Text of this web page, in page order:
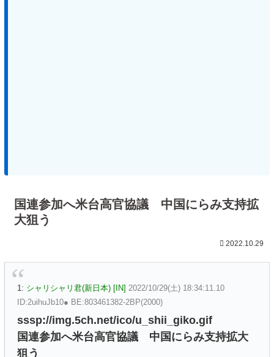
国連参加へ米台高官協議 中国にらみ支持拡
大狙う
2022.10.29
1: シャリシャリ君(新日本) [IN] 2022/10/29(土) 18:34:11.10
ID:2uihuJb10● BE:803461382-2BP(2000)
sssp://img.5ch.net/ico/u_shii_giko.gif
国連参加へ米台高官協議 中国にらみ支持拡大
狙う